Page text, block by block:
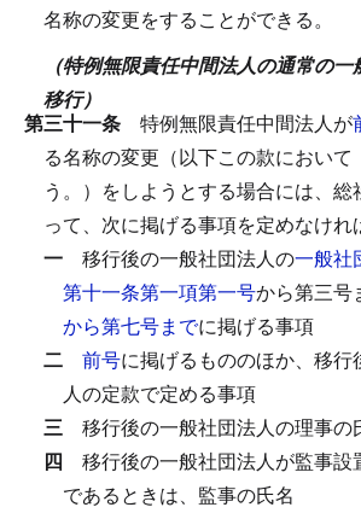
名称の変更をすることができる。
（特例無限責任中間法人の通常の
移行）
第三十一条 特例無限責任中間法人が
る名称の変更（以下この款において
う。）をしようとする場合には、総
って、次に掲げる事項を定めなけれ
一 移行後の一般社団法人の一般社
第十一条第一項第一号から第三号
から第七号までに掲げる事項
二 前号に掲げるもののほか、移行
人の定款で定める事項
三 移行後の一般社団法人の理事の
四 移行後の一般社団法人が監事設
であるときは、監事の氏名